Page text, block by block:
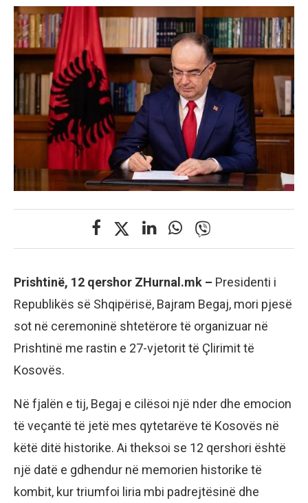
Prishtinë, 12 qershor ZHurnal.mk – Presidenti i
Republikës së Shqipërisë, Bajram Begaj, mori pjesë
sot në ceremoninë shtetërore të organizuar në
Prishtinë me rastin e 27-vjetorit të Çlirimit të
Kosovës.
Në fjalën e tij, Begaj e cilësoi një nder dhe emocion
të veçantë të jetë mes qytetarëve të Kosovës në
këtë ditë historike. Ai theksoi se 12 qershori është
një datë e gdhendur në memorien historike të
kombit, kur triumfoi liria mbi padrejtësinë dhe